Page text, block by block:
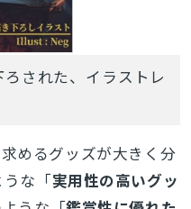
された、イラストレ
めるグッズが大きく分
な「実用性の高いグッ